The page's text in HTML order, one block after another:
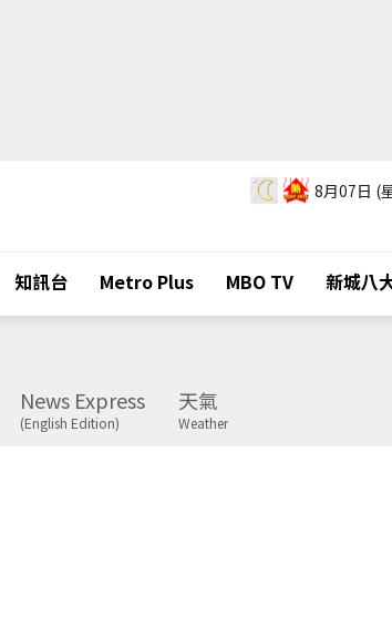
8月07日 (
知訊台 Metro Plus MBO TV 新城八
News Express
(English Edition)
天氣
Weather